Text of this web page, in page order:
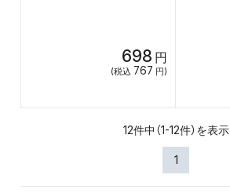
698 円
(税込 767 円)
12件中（1-12件）を表示
1